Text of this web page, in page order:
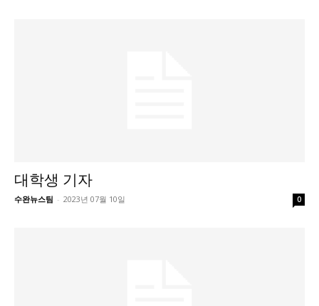
대학생 기자
수완뉴스팀 - 2023년 07월 10일 0